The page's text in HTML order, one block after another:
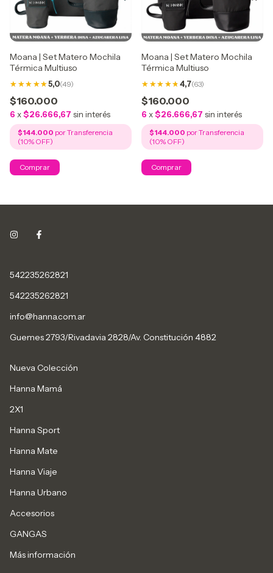
Moana | Set Matero Mochila
Térmica Multiuso
5,0(49)
$160.000
6 x$26.666,67 sin interés
$144.000
Moana | Set Matero Mochila
Térmica Multiuso
4,7(63)
$160.000
6 x$26.666,67 sin interés
$144.000
542235262821
542235262821
info@hanna.com.ar
Guemes 2793/Rivadavia 2828/Av. Constitución 4882
Nueva Colección
Hanna Mamá
2X1
Hanna Sport
Hanna Mate
Hanna Viaje
Hanna Urbano
Accesorios
GANGAS
Más información